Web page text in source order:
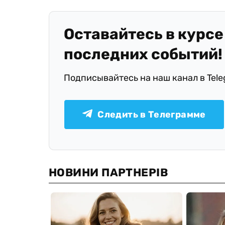
Оставайтесь в курсе
последних событий!
Подписывайтесь на наш канал в
Следить в Телеграмме